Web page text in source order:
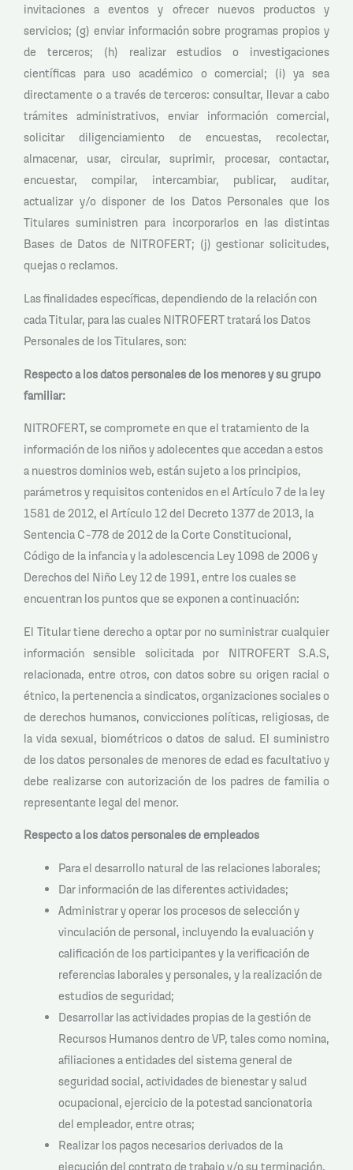
invitaciones a eventos y ofrecer nuevos productos y
servicios; (g) enviar información sobre programas propios y
de terceros; (h) realizar estudios o investigaciones
científicas para uso académico o comercial; (i) ya sea
directamente o a través de terceros: consultar, llevar a cabo
trámites administrativos, enviar información comercial,
solicitar diligenciamiento de encuestas, recolectar,
almacenar, usar, circular, suprimir, procesar, contactar,
encuestar, compilar, intercambiar, publicar, auditar,
actualizar y/o disponer de los Datos Personales que los
Titulares suministren para incorporarlos en las distintas
Bases de Datos de NITROFERT; (j) gestionar solicitudes,
quejas o reclamos.
Las finalidades específicas, dependiendo de la relación con
cada Titular, para las cuales NITROFERT tratará los Datos
Personales de los Titulares, son:
Respecto a los datos personales de los menores y su grupo
familiar:
NITROFERT, se compromete en que el tratamiento de la
información de los niños y adolecentes que accedan a estos
a nuestros dominios web, están sujeto a los principios,
parámetros y requisitos contenidos en el Artículo 7 de la ley
1581 de 2012, el Artículo 12 del Decreto 1377 de 2013, la
Sentencia C-778 de 2012 de la Corte Constitucional,
Código de la infancia y la adolescencia Ley 1098 de 2006 y
Derechos del Niño Ley 12 de 1991, entre los cuales se
encuentran los puntos que se exponen a continuación:
El Titular tiene derecho a optar por no suministrar cualquier
información sensible solicitada por NITROFERT S.A.S,
relacionada, entre otros, con datos sobre su origen racial o
étnico, la pertenencia a sindicatos, organizaciones sociales o
de derechos humanos, convicciones políticas, religiosas, de
la vida sexual, biométricos o datos de salud. El suministro
de los datos personales de menores de edad es facultativo y
debe realizarse con autorización de los padres de familia o
representante legal del menor.
Respecto a los datos personales de empleados
Para el desarrollo natural de las relaciones laborales;
Dar información de las diferentes actividades;
Administrar y operar los procesos de selección y
vinculación de personal, incluyendo la evaluación y
calificación de los participantes y la verificación de
referencias laborales y personales, y la realización de
estudios de seguridad;
Desarrollar las actividades propias de la gestión de
Recursos Humanos dentro de VP, tales como nomina,
afiliaciones a entidades del sistema general de
seguridad social, actividades de bienestar y salud
ocupacional, ejercicio de la potestad sancionatoria
del empleador, entre otras;
Realizar los pagos necesarios derivados de la
ejecución del contrato de trabajo y/o su terminación,